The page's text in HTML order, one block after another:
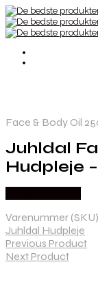
Face & Body Oil
Juhldal
Hudpleje
Varenummer
Juhldal Hudpleje
Previous Product
Next Product